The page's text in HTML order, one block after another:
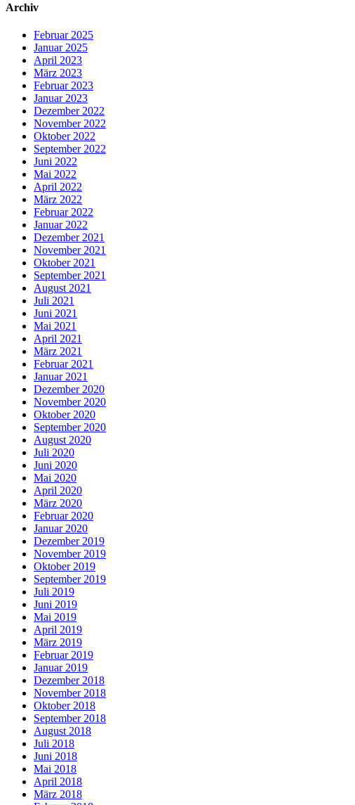
Archiv
Februar 2025
Januar 2025
April 2023
März 2023
Februar 2023
Januar 2023
Dezember 2022
November 2022
Oktober 2022
September 2022
Juni 2022
Mai 2022
April 2022
März 2022
Februar 2022
Januar 2022
Dezember 2021
November 2021
Oktober 2021
September 2021
August 2021
Juli 2021
Juni 2021
Mai 2021
April 2021
März 2021
Februar 2021
Januar 2021
Dezember 2020
November 2020
Oktober 2020
September 2020
August 2020
Juli 2020
Juni 2020
Mai 2020
April 2020
März 2020
Februar 2020
Januar 2020
Dezember 2019
November 2019
Oktober 2019
September 2019
Juli 2019
Juni 2019
Mai 2019
April 2019
März 2019
Februar 2019
Januar 2019
Dezember 2018
November 2018
Oktober 2018
September 2018
August 2018
Juli 2018
Juni 2018
Mai 2018
April 2018
März 2018